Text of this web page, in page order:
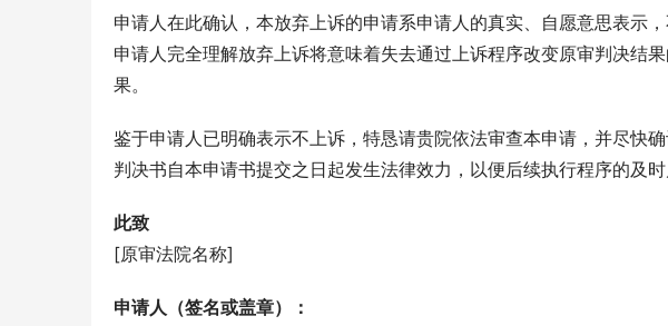
申请人在此确认，本放弃上诉的申请系申请人的真实、自愿意思表示
申请人完全理解放弃上诉将意味着失去通过上诉程序改变原审判决结
果。
鉴于申请人已明确表示不上诉，特恳请贵院依法审查本申请，并尽快
判决书自本申请书提交之日起发生法律效力，以便后续执行程序的及时
此致
[原审法院名称]
申请人（签名或盖章）：